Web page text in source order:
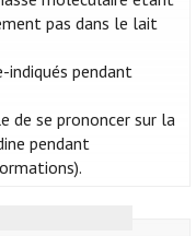
pas dans le lait
indiqués pendant
de se prononcer sur la
pendant